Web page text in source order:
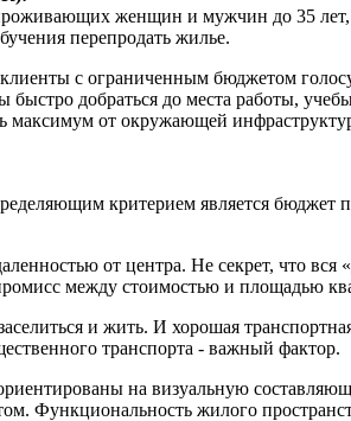
женщин и мужчин до 35
перепродать жилье.
с ограниченным бюджетом
добраться до места работы,
от окружающей
критерием является бюджет
от центра. Не секрет, что вся
между стоимостью и площадью
и жить. И хорошая
транспорта - важный фактор.
на визуальную
Функциональность жилого